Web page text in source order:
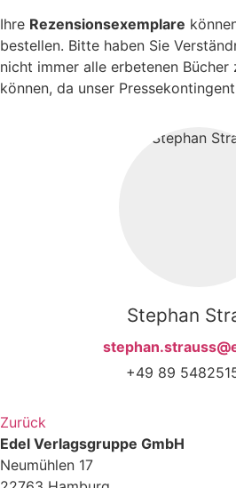
Ihre Rezensionsexemplare
bestellen. Bitte haben Sie
nicht immer alle erbetenen
können, da unser
Stephan
+49 89
Zurück
Edel Verlagsgruppe GmbH
Neumühlen 17